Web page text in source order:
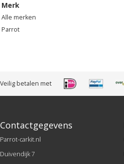
Merk
Alle merken
Parrot
Veilig betalen met
Contactgegevens
Parrot-carkit.nl
Duivendijk 7